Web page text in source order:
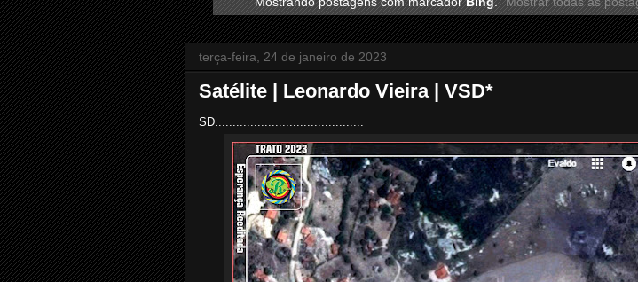
terça-feira, 24 de janeiro de 2023
Satélite | Leonardo Vieira | VSD*
SD..........................................